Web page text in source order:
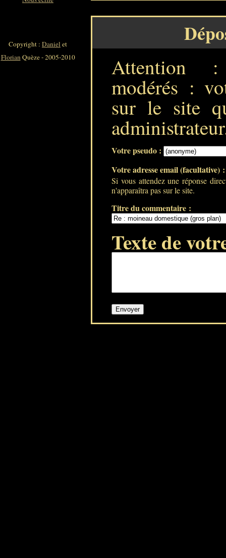
Attention :
modérés :
sur le site
Votre pseudo :
Votre adresse email (facultative)
Si vous attendez une réponse
n'apparaîtra pas sur le site.
Titre du commentaire :
Texte de
Copyright : Daniel et
FlorianQuèze - 2005-2010